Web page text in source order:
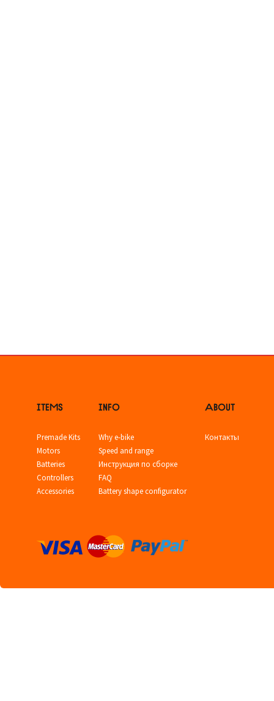
ITEMS
Premade Kits
Motors
Batteries
Controllers
Accessories
INFO
Why e-bike
Speed and range
Инструкция по сборке
FAQ
Battery shape configurator
ABOUT
Контакты